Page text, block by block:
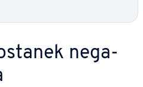
ne­ga­